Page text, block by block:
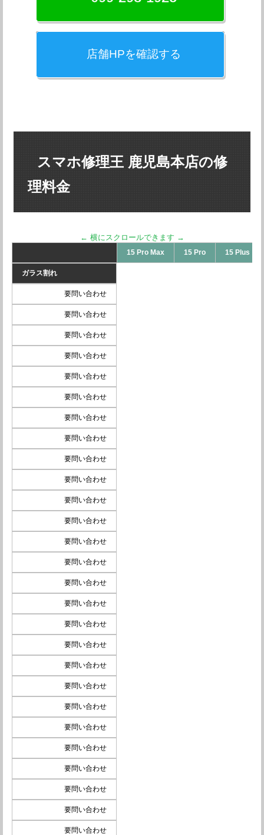
店舗HPを確認する
スマホ修理王 鹿児島本店の修
理料金
15 Pro Max 15 Pro 15 Plus
ガラス割れ
要問い合わせ
要問い合わせ
要問い合わせ
要問い合わせ
要問い合わせ
要問い合わせ
要問い合わせ
要問い合わせ
要問い合わせ
要問い合わせ
要問い合わせ
要問い合わせ
要問い合わせ
要問い合わせ
要問い合わせ
要問い合わせ
要問い合わせ
要問い合わせ
要問い合わせ
要問い合わせ
要問い合わせ
要問い合わせ
要問い合わせ
要問い合わせ
要問い合わせ
要問い合わせ
要問い合わせ